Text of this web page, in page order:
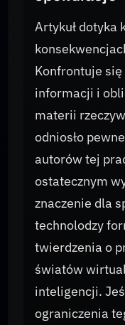
Artykuł dotyka
Konfrontuje
informacji i
materii
odniosło
autorów tej
ostatecznym
znaczenie dla
technolodzy
twierdzenia o
światów
inteligencji.
ograniczenia